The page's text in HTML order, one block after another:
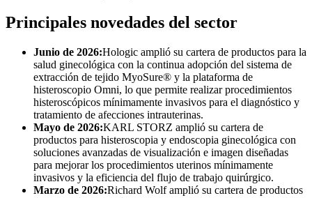
Principales novedades del sector
Junio ​​de 2026:Hologic amplió su cartera de productos para la
salud ginecológica con la continua adopción del sistema de
extracción de tejido MyoSure® y la plataforma de
histeroscopio Omni, lo que permite realizar procedimientos
histeroscópicos mínimamente invasivos para el diagnóstico y
tratamiento de afecciones intrauterinas.
Mayo de 2026:KARL STORZ amplió su cartera de
productos para histeroscopia y endoscopia ginecológica con
soluciones avanzadas de visualización e imagen diseñadas
para mejorar los procedimientos uterinos mínimamente
invasivos y la eficiencia del flujo de trabajo quirúrgico.
Marzo de 2026:Richard Wolf amplió su cartera de productos